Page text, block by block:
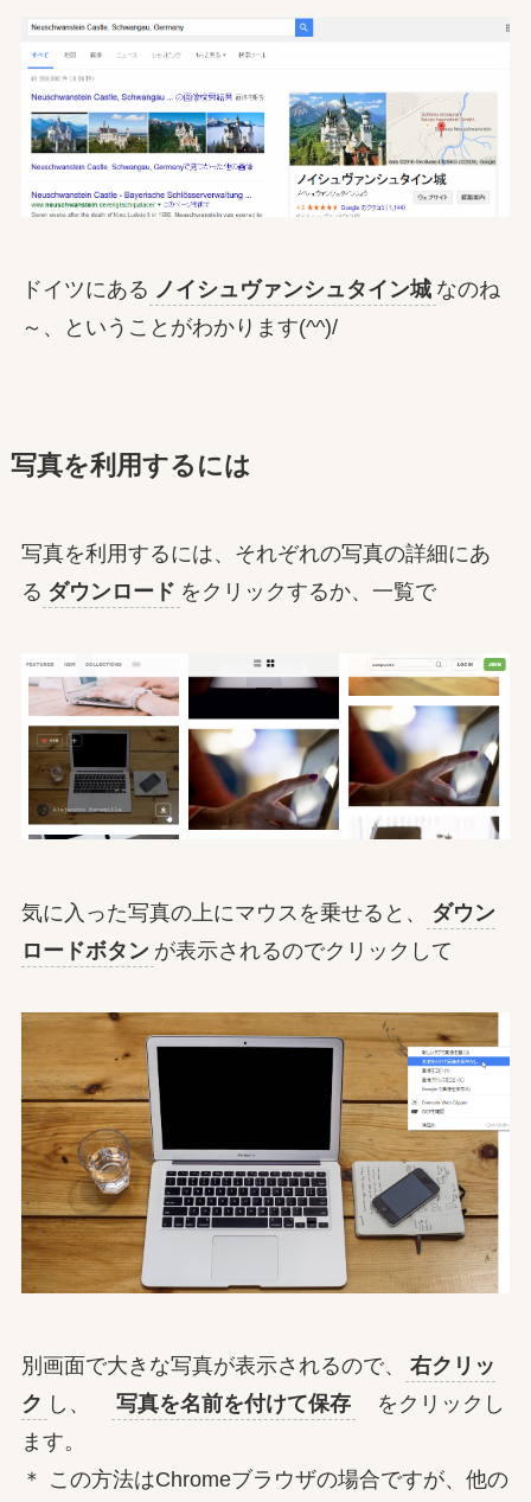
ドイツにある ノイシュヴァンシュタイン城 なのね
～、ということがわかります(^^)/
写真を利用するには
写真を利用するには、それぞれの写真の詳細にあ
る ダウンロード をクリックするか、一覧で
気に入った写真の上にマウスを乗せると、
ダウン
ロードボタン が表示されるのでクリックして
別画面で大きな写真が表示されるので、
右クリッ
ク し、 写真を名前を付けて保存
をクリックし
ます。
＊ この方法はChromeブラウザの場合ですが、他の